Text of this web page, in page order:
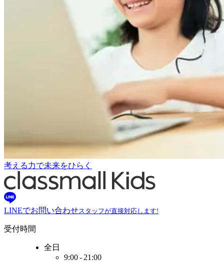
考える力で未来をひらく
LINEでお問い合わせスタッフが直接対応します!
受付時間
全日
9:00 - 21:00